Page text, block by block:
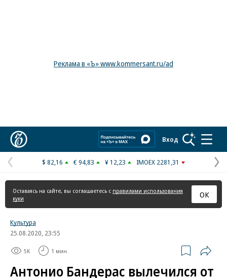
Реклама в «Ъ» www.kommersant.ru/ad
Вход
Предыдущая
страница
$ 82,16 € 94,83 ¥ 12,23 IMOEX 2281,31
Оставаясь на сайте, вы соглашаетесь с правилами использования
куки
ОК
Культура
25.08.2020, 23:55
5K 1 мин.
Антонио Бандерас вылечился от